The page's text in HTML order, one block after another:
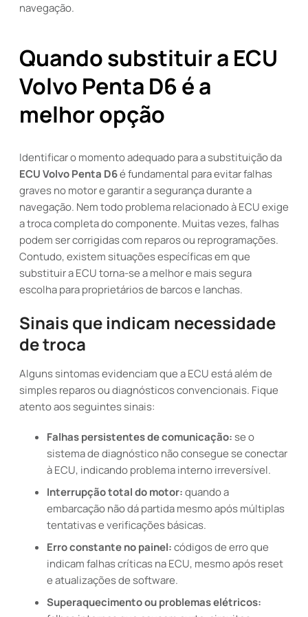
navegação.
Quando substituir a ECU
Volvo Penta D6 é a
melhor opção
Identificar o momento adequado para a substituição da
ECU Volvo Penta D6é fundamental para evitar falhas
graves no motor e garantir a segurança durante a
navegação. Nem todo problema relacionado à ECU exige
a troca completa do componente. Muitas vezes, falhas
podem ser corrigidas com reparos ou reprogramações.
Contudo, existem situações específicas em que
substituir a ECU torna-se a melhor e mais segura
escolha para proprietários de barcos e lanchas.
Sinais que indicam necessidade
de troca
Alguns sintomas evidenciam que a ECU está além de
simples reparos ou diagnósticos convencionais. Fique
atento aos seguintes sinais:
Falhas persistentes de comunicação:se o
sistema de diagnóstico não consegue se conectar
à ECU, indicando problema interno irreversível.
Interrupção total do motor:quando a
embarcação não dá partida mesmo após múltiplas
tentativas e verificações básicas.
Erro constante no painel:códigos de erro que
indicam falhas críticas na ECU, mesmo após reset
e atualizações de software.
Superaquecimento ou problemas elétricos: